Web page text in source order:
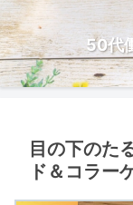
50代
目の下のた
ド＆コラー